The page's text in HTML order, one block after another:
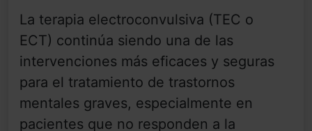
La terapia electroconvulsiva (TEC o
ECT) continúa siendo una de las
intervenciones más eficaces y seguras
para el tratamiento de trastornos
mentales graves, especialmente en
pacientes que no responden a la